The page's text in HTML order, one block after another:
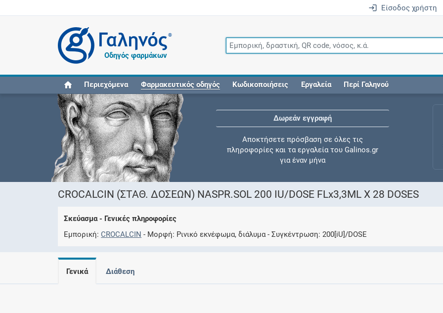
Είσοδος χρήστη
®
Οδηγός φαρμάκων
Περιεχόμενα Φαρμακευτικός οδηγός Κωδικοποιήσεις Εργαλεία Περί Γαληνού
Δωρεάν εγγραφή
Αποκτήσετε πρόσβαση σε όλες τις
πληροφορίες και τα εργαλεία του Galinos.gr
για έναν μήνα
Ελέγξτε την αγωγή σας για αντενδείξεις και
CROCALCIN (ΣΤΑΘ. ΔΟΣΕΩΝ) NASPR.SOL 200 IU/DOSE FLx3,3ML X 28 DOSES
Σκεύασμα - Γενικές πληροφορίες
Εμπορική CROCALCIN Μορφή Ρινικό εκνέφωμα, διάλυμα Συγκέντρωση 200[iU]/DOSE
Γενικά Διάθεση